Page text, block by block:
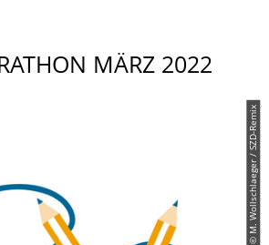
MÄRZ 2022
© M. Wollschlaeger / SZD-Remix